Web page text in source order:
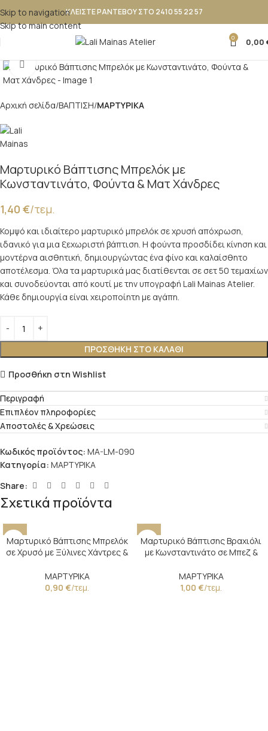
Skip to navigation
Skip to main content
ΚΛΕΙΣΤΕ ΡΑΝΤΕΒΟΥ ΣΤΟ 2410 55 22 57
0 0,00
Κλικ για μεγέθυνση
Αρχική σελίδα ΒΑΠΤΙΣΗ ΜΑΡΤΥΡΙΚΑ
Μαρτυρικό Βάπτισης Μπρελόκ με
Κωνσταντινάτο, Φούντα & Ματ Χάνδρες
1,40 €/τεμ.
Κομψό και ιδιαίτερο μαρτυρικό μπρελόκ σε χρυσή απόχρωση,
ιδανικό για μια ξεχωριστή βάπτιση. Η φούντα προσδίδει κίνηση και
μοντέρνα αισθητική, δημιουργώντας ένα φίνο και καλαίσθητο
αποτέλεσμα. Όλα τα μαρτυρικά μας διατίθενται σε σετ 50 τεμαχίων
και συνοδεύονται από κουτί με την υπογραφή Lali Mainas Atelier.
Κάθε δημιουργία είναι χειροποίητη με αγάπη.
ΠΡΟΣΘΉΚΗ ΣΤΟ ΚΑΛΆΘΙ
Προσθήκη στη Wishlist
Περιγραφή
Επιπλέον πληροφορίες
Αποστολές & Χρεώσεις
Κωδικός προϊόντος: MA-LM-090
Κατηγορία: ΜΑΡΤΥΡΙΚΑ
Share:
Σχετικά προϊόντα
Μαρτυρικό Βάπτισης Μπρελόκ
σε Χρυσό με Ξύλινες Χάντρες &
ΜΑΡΤΥΡΙΚΑ
0,90 €/τεμ.
Μαρτυρικό Βάπτισης Βραχιόλι
με Κωνσταντινάτο σε Μπεζ &
ΜΑΡΤΥΡΙΚΑ
1,00 €/τεμ.